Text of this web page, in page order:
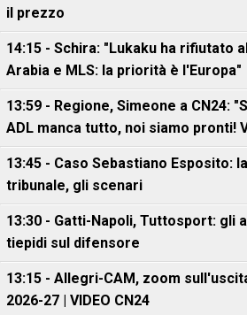
il prezzo
14:15 - Schira: "Lukaku ha rifiutato
Arabia e MLS: la priorità è l'Europa"
13:59 - Regione, Simeone a CN24:
ADL manca tutto, noi siamo pronti!
13:45 - Caso Sebastiano Esposito:
tribunale, gli scenari
13:30 - Gatti-Napoli, Tuttosport: gli
tiepidi sul difensore
13:15 - Allegri-CAM, zoom
2026-27 | VIDEO CN24